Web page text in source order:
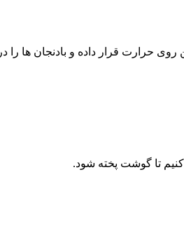
کرده، مقدار روغن روی حرارت قرار داده و بادنجان ها را در